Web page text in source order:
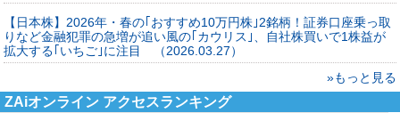
【日本株】2026年・春の｢おすすめ10万円株｣2銘柄！証券口座乗っ取
りなど金融犯罪の急増が追い風の｢カウリス｣、自社株買いで1株益が
拡大する｢いちご｣に注目 （2026.03.27）
»もっと見る
ZAiオンライン アクセスランキング